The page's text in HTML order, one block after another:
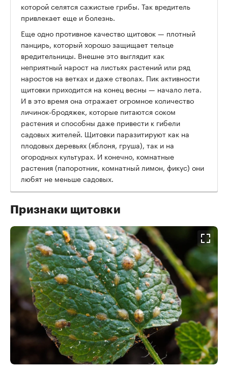
которой селятся сажистые грибы. Так вредитель
привлекает еще и болезнь.
Еще одно противное качество щитовок— плотный
панцирь, который хорошо защищает тельце
вредительницы. Внешне это выглядит как
неприятный нарост на листьях растений или ряд
наростов на ветках и даже стволах. Пик активности
щитовки приходится на конец весны — начало лета.
И в это время она отражает огромное количество
личинок-бродяжек, которые питаются соком
растения и способны даже привести к гибели
садовых жителей. Щитовки паразитируют как на
плодовых деревьях (яблоня, груша), так и на
огородных культурах. И конечно, комнатные
растения (папоротник, комнатный лимон, фикус) они
любят не меньше садовых.
Признаки щитовки